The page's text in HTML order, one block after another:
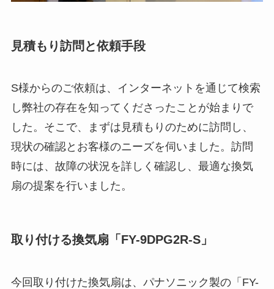
見積もり訪問と依頼手段
S様からのご依頼は、インターネットを通じて検索
し弊社の存在を知ってくださったことが始まりで
した。そこで、まずは見積もりのために訪問し、
現状の確認とお客様のニーズを伺いました。訪問
時には、故障の状況を詳しく確認し、最適な換気
扇の提案を行いました。
取り付ける換気扇「FY-9DPG2R-S」
今回取り付けた換気扇は、パナソニック製の「FY-